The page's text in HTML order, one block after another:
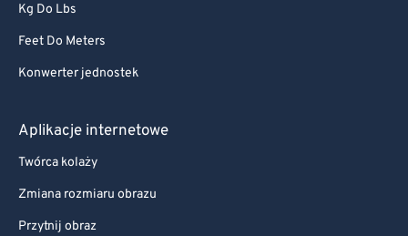
Kg Do Lbs
Feet Do Meters
Konwerter jednostek
Aplikacje internetowe
Twórca kolaży
Zmiana rozmiaru obrazu
Przytnij obraz